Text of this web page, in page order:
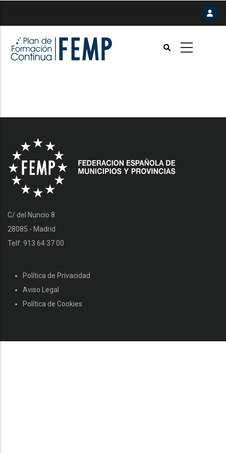
principal
C/ del Nuncio 8
28085 - Madrid
Telf: 913 64 37 00
Política de Privacidad
Aviso Legal
Política de Cookies